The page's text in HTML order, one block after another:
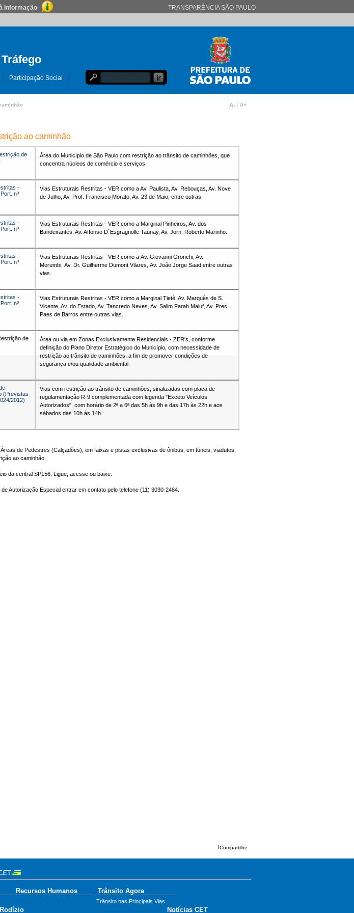
Informação
TRANSPARÊNCIA SÃO PAULO
Participação Social
A- A+
ao caminhão
de
Área do Município de São Paulo com restrição ao trânsito de caminhões, que
concentra núcleos de comércio e serviços.
-
nº
Vias Estruturais Restritas - VER como a Av. Paulista, Av. Rebouças, Av. Nove
de Julho, Av. Prof. Francisco Morato, Av. 23 de Maio, entre outras.
-
nº
Vias Estruturais Restritas - VER como a Marginal Pinheiros, Av. dos
Bandeirantes, Av. Affonso D´Esgragnolle Taunay, Av. Jorn. Roberto Marinho.
-
nº
Vias Estruturais Restritas - VER como a Av. Giovanni Gronchi, Av.
Morumbi, Av. Dr. Guilherme Dumont Vilares, Av. João Jorge Saad entre outras
vias.
-
nº
Vias Estruturais Restritas - VER como a Marginal Tietê, Av. Marquês de S.
Vicente, Av. do Estado, Av. Tancredo Neves, Av. Salim Farah Maluf, Av. Pres.
Paes de Barros entre outras vias.
de
Área ou via em Zonas Exclusivamente Residenciais - ZER's, conforme
definição do Plano Diretor Estratégico do Município, com necessidade de
restrição ao trânsito de caminhões, a fim de promover condições de
segurança e/ou qualidade ambiental.
(Previstas
2012)
Vias com restrição ao trânsito de caminhões, sinalizadas com placa de
regulamentação R-9 complementada com legenda "Exceto Veículos
Autorizados", com horário de 2ª a 6ª das 5h às 9h e das 17h às 22h e aos
sábados das 10h às 14h.
de Pedestres (Calçadões), em faixas e pistas exclusivas de ônibus, em túneis, viadutos,
ao caminhão.
da central SP156. Ligue, acesse ou baixe.
Autorização Especial entrar em contato pelo telefone (11) 3030-2484.
Compartilhe
|
Recursos Humanos Trânsito Agora
Trânsito nas Principais Vias
Rodízio Notícias CET